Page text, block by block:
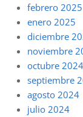
febrero 2025
enero 2025
diciembre
noviembre
octubre 2024
septiembre
agosto 2024
julio 2024